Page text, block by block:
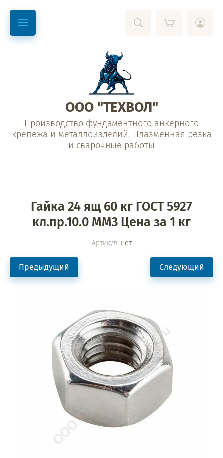
ООО "ТЕХВОЛ"
Производство фундаментного анкерного
крепежа и металлоизделий. Плазменная резка
и сварочные работы
Гайка 24 ящ 60 кг ГОСТ 5927
кл.пр.10.0 ММЗ Цена за 1 кг
Артикул: нет
Предыдущий Следующий